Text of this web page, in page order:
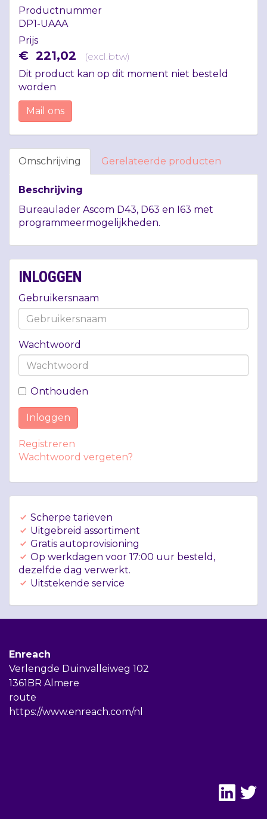
Productnummer
DP1-UAAA
Prijs
€ 221,02 (excl.btw)
Dit product kan op dit moment niet besteld
worden
Mail ons
Omschrijving Gerelateerde producten
Beschrijving
Bureaulader Ascom D43, D63 en I63 met
programmeermogelijkheden.
INLOGGEN
Gebruikersnaam
Wachtwoord
Onthouden
Inloggen
Registreren
Wachtwoord vergeten?
Scherpe tarieven
Uitgebreid assortiment
Gratis autoprovisioning
Op werkdagen voor 17:00 uur besteld,
dezelfde dag verwerkt.
Uitstekende service
Enreach
Verlengde Duinvalleiweg 102
1361BR Almere
route
https://www.enreach.com/nl